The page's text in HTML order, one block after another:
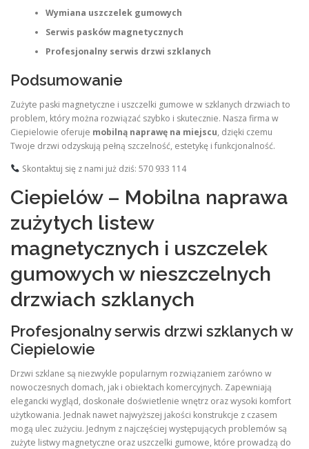
Wymiana uszczelek gumowych
Serwis pasków magnetycznych
Profesjonalny serwis drzwi szklanych
Podsumowanie
Zużyte paski magnetyczne i uszczelki gumowe w szklanych drzwiach to
problem, który można rozwiązać szybko i skutecznie. Nasza firma w
Ciepielowie oferuje mobilną naprawę na miejscu, dzięki czemu
Twoje drzwi odzyskują pełną szczelność, estetykę i funkcjonalność.
Skontaktuj się z nami już dziś: 570 933 114
Ciepielów – Mobilna naprawa
zużytych listew
magnetycznych i uszczelek
gumowych w nieszczelnych
drzwiach szklanych
Profesjonalny serwis drzwi szklanych w
Ciepielowie
Drzwi szklane są niezwykle popularnym rozwiązaniem zarówno w
nowoczesnych domach, jak i obiektach komercyjnych. Zapewniają
elegancki wygląd, doskonałe doświetlenie wnętrz oraz wysoki komfort
użytkowania. Jednak nawet najwyższej jakości konstrukcje z czasem
mogą ulec zużyciu. Jednym z najczęściej występujących problemów są
zużyte listwy magnetyczne oraz uszczelki gumowe, które prowadzą do